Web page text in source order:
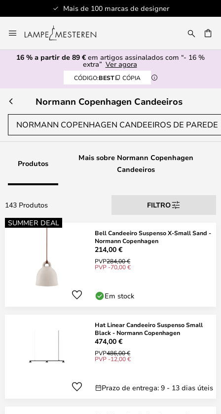
Serviço de
para
o
Conteúdo
16 % a partir de 89 € em artigos assinalados com “- 16 %
extra” Ver agora
CÓDIGO:BEST CÓPIA
Normann Copenhagen Candeeiros
NORMANN COPENHAGEN CANDEEIROS DE PAREDE
Produtos
Mais sobre Normann Copenhagen
Candeeiros
143 Produtos
FILTRO
SUMMER DEAL
Bell Candeeiro Suspenso X-Small Sand -
Normann Copenhagen
214,00 €
PVP284,00 €
PVP -70,00 €
Em stock
Hat Linear Candeeiro Suspenso Small
Black - Normann Copenhagen
474,00 €
PVP486,00 €
PVP -12,00 €
Prazo de entrega: 9 - 13 dias úteis